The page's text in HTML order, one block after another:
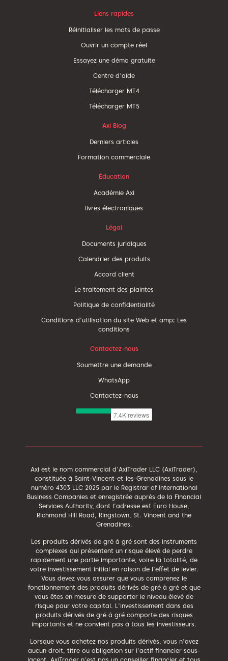
Liens rapides
Réinitialiser les mots de passe
Ouvrir un compte réel
Essayez une démo gratuite
Centre d'aide
Télécharger MT4
Télécharger MT5
Axi Blog
Derniers articles
Formation commerciale
Éducation
Académie Axi
livres électroniques
Légal
Documents juridiques
Calendrier des produits
Accord client
Le traitement des plaintes
Politique de confidentialité
Conditions d'utilisation du site Web et amp; Les
conditions
Contactez-nous
Soumettre une demande
WhatsApp
Contactez-nous
Axi est le nom commercial d'AxiTrader LLC (AxiTrader),
constituée à Saint-Vincent-et-les-Grenadines sous le
numéro 4303 LLC 2025 par le Registrar of International
Business Companies et enregistrée auprès de la Financial
Services Authority, dont l'adresse est Euro House,
Richmond Hill Road, Kingstown, St. Vincent and the
Grenadines.
Les produits dérivés de gré à gré sont des instruments
complexes qui présentent un risque élevé de perdre
rapidement une partie importante, voire la totalité, de
votre investissement initial en raison de l'effet de levier.
Vous devez vous assurer que vous comprenez le
fonctionnement des produits dérivés de gré à gré et que
vous êtes en mesure de supporter le niveau élevé de
risque pour votre capital. L'investissement dans des
produits dérivés de gré à gré comporte des risques
importants et ne convient pas à tous les investisseurs.
Lorsque vous achetez nos produits dérivés, vous n'avez
aucun droit, titre ou obligation sur l'actif financier sous-